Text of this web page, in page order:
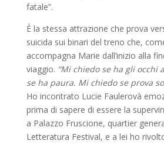
fatale”.
È la stessa attrazione che prova
suicida sui binari del treno che,
accompagna Marie dall’inizio alla
viaggio. “Mi chiedo se ha gli occhi
se ha paura. Mi chiedo se prova
Ho incontrato Lucie Faulerovà
prima di sapere di essere la
a Palazzo Fruscione, quartier
Letteratura Festival, e a lei ho